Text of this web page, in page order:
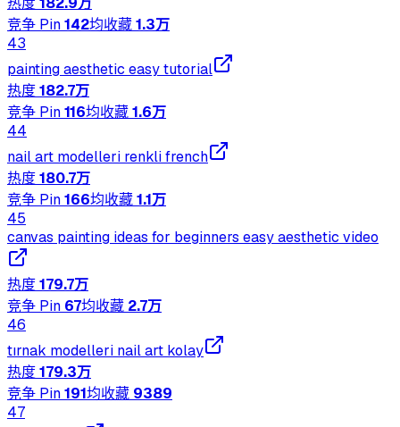
竞争 Pin142均收藏1.3万
43
painting aesthetic easy tutorial
热度182.7万
竞争 Pin116均收藏1.6万
44
nail art modelleri renkli french
热度180.7万
竞争 Pin166均收藏1.1万
45
canvas painting ideas for beginners easy aesthetic video
热度179.7万
竞争 Pin 67均收藏 2.7万
46
tırnak modelleri nail art kolay
热度179.3万
竞争 Pin191均收藏 9389
47